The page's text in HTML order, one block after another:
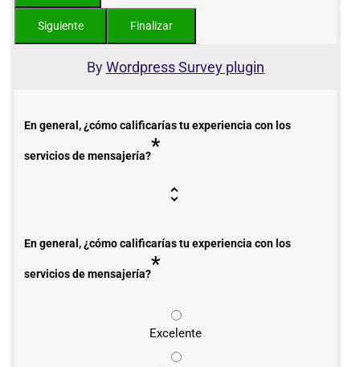
ByWordpress Survey plugin
En general, ¿cómo calificarías tu experiencia con los
servicios de mensajería?*
En general, ¿cómo calificarías tu experiencia con los
servicios de mensajería?*
Excelente